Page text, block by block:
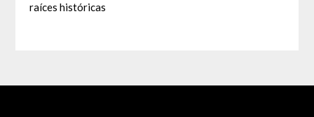
raíces históricas